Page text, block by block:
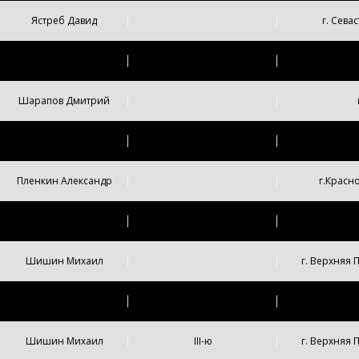
Ястреб Давид г.
Шарапов Дмитрий
Пленкин Александр
Шишин Михаил г. Верхняя
Шишин Михаил III-ю г. Верхняя